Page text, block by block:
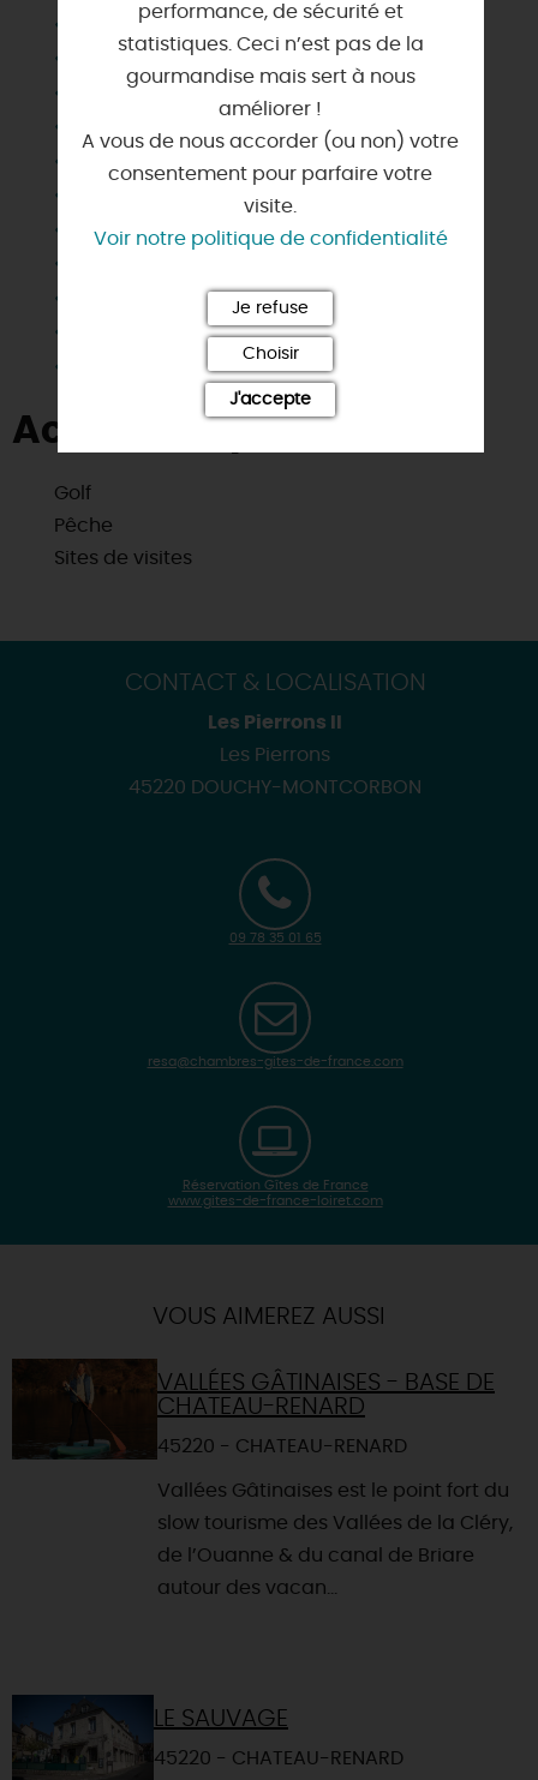
Barbecue
Congélateur
Draps et linges compris
Micro-ondes
Salle d'eau privée
Activités à proximité
Golf
Pêche
Sites de visites
CONTACT & LOCALISATION
Les Pierrons II
Les Pierrons
45220 DOUCHY-MONTCORBON
09 78 35 01 65
resa@chambres-gites-de-france.com
Réservation Gîtes de France
www.gites-de-france-loiret.com
VOUS AIMEREZ AUSSI
VALLÉES GÂTINAISES - BASE DE
CHATEAU-RENARD
45220 - CHATEAU-RENARD
Vallées Gâtinaises est le point fort du
slow tourisme des Vallées de la Cléry,
de l’Ouanne & du canal de Briare
autour des vacan...
LE SAUVAGE
45220 - CHATEAU-RENARD
performance, de sécurité et
statistiques. Ceci n’est pas de la
gourmandise mais sert à nous
améliorer !
A vous de nous accorder (ou non) votre
consentement pour parfaire votre
visite.
Voir notre politique de confidentialité
Je refuse
Choisir
J'accepte